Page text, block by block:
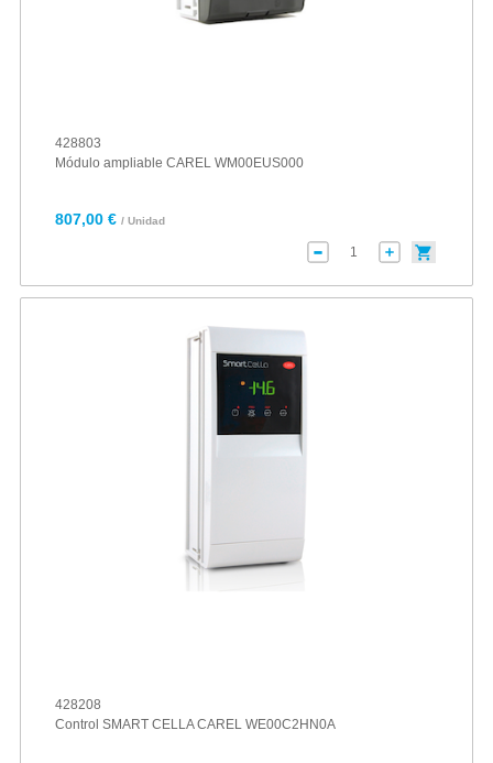
428803
Módulo ampliable CAREL WM00EUS000
807,00 € / Unidad
428208
Control SMART CELLA CAREL WE00C2HN0A